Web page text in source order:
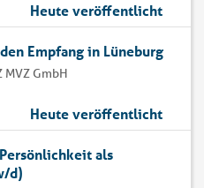
Heute veröffentlicht
Empfang in Lüneburg
MVZ GmbH
Heute veröffentlicht
als
d)